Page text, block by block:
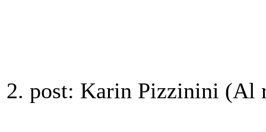
2. post: Karin Pizzinini (Al